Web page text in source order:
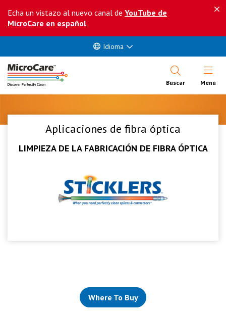
Echa un vistazo al nuevo canal de YouTube de
MicroCare en español
Idioma
Buscar Abrir
Menú
Aplicaciones de fibra óptica
LIMPIEZA DE LA FABRICACIÓN DE FIBRA ÓPTICA
Where To Buy